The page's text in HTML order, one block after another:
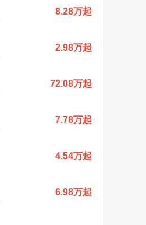
8.28万起
2.98万起
72.08万起
7.78万起
4.54万起
6.98万起